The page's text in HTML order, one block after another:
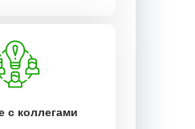
с коллегами